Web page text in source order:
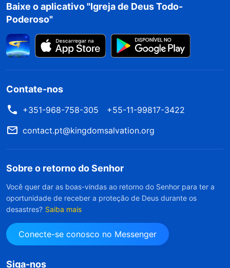
Baixe o aplicativo "Igreja de Deus Todo-
Poderoso"
Contate-nos
+351-968-758-305
+55-11-99817-3422
contact.pt@kingdomsalvation.org
Sobre o retorno do Senhor
Você quer dar as boas-vindas ao retorno do Senhor para ter a
oportunidade de receber a proteção de Deus durante os
desastres? Saiba mais
Conecte-se conosco no Messenger
Siga-nos